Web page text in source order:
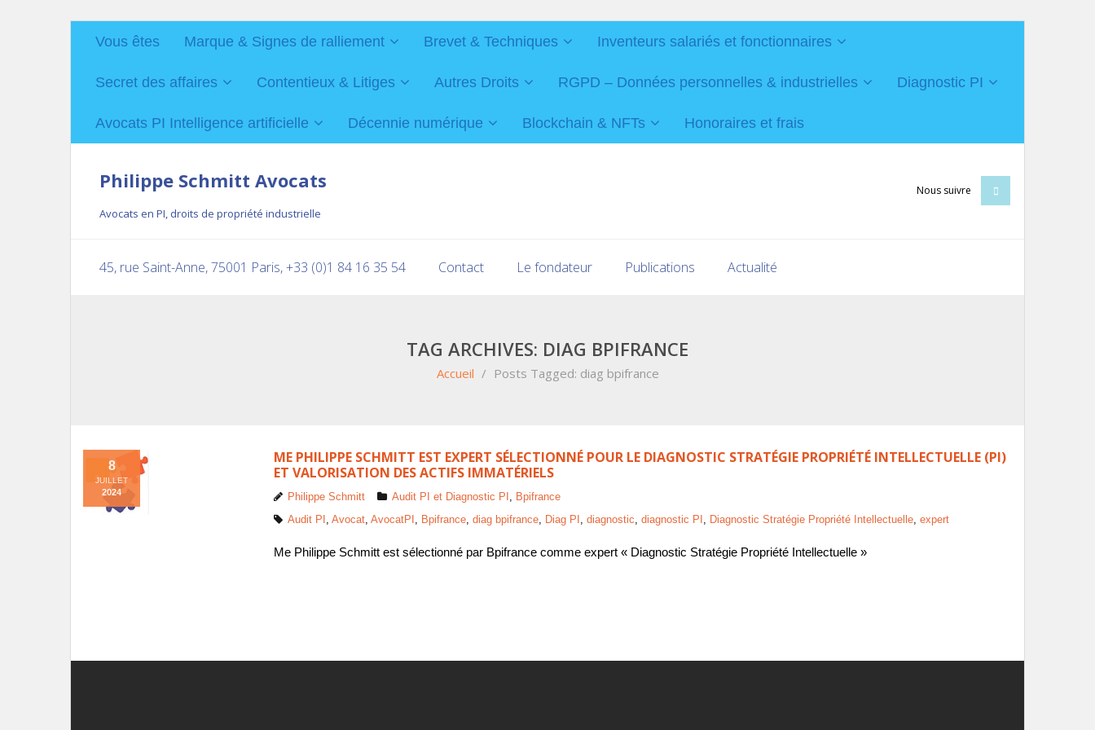
Vous êtes Marque & Signes de ralliement Brevet & Techniques Inventeurs salariés et fonctionnaires
Secret des affaires Contentieux & Litiges Autres Droits RGPD – Données personnelles & industrielles Diagnostic PI
Avocats PI Intelligence artificielle Décennie numérique Blockchain & NFTs Honoraires et frais
Philippe Schmitt Avocats
Avocats en PI, droits de propriété industrielle
Nous suivre
45, rue Saint-Anne, 75001 Paris, +33 (0)1 84 16 35 54 Contact Le fondateur Publications Actualité
TAG ARCHIVES: DIAG BPIFRANCE
Accueil / Posts Tagged: diag bpifrance
ME PHILIPPE SCHMITT EST EXPERT SÉLECTIONNÉ POUR LE DIAGNOSTIC STRATÉGIE PROPRIÉTÉ INTELLECTUELLE (PI)
ET VALORISATION DES ACTIFS IMMATÉRIELS
8
JUILLET
2024 Philippe Schmitt Audit PI et Diagnostic PI , Bpifrance
Audit PI , Avocat, AvocatPI , Bpifrance, diag bpifrance, Diag PI , diagnostic, diagnostic PI , Diagnostic Stratégie Propriété Intellectuelle, expert
Me Philippe Schmitt est sélectionné par Bpifrance comme expert « Diagnostic Stratégie Propriété Intellectuelle »